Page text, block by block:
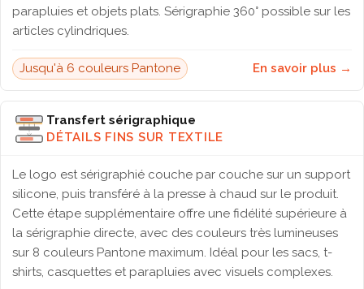
parapluies et objets plats. Sérigraphie 360° possible sur les
articles cylindriques.
Jusqu'à 6 couleurs Pantone En savoir plus →
Transfert sérigraphique
DÉTAILS FINS SUR TEXTILE
Le logo est sérigraphié couche par couche sur un support
silicone, puis transféré à la presse à chaud sur le produit.
Cette étape supplémentaire offre une fidélité supérieure à
la sérigraphie directe, avec des couleurs très lumineuses
sur 8 couleurs Pantone maximum. Idéal pour les sacs, t-
shirts, casquettes et parapluies avec visuels complexes.